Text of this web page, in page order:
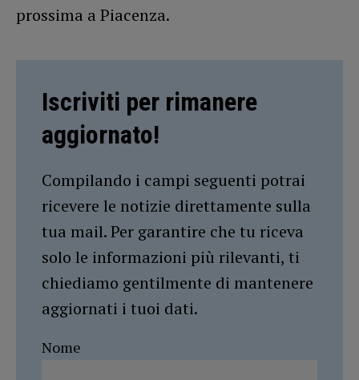
prossima a Piacenza.
Iscriviti per rimanere
aggiornato!
Compilando i campi seguenti potrai
ricevere le notizie direttamente sulla
tua mail. Per garantire che tu riceva
solo le informazioni più rilevanti, ti
chiediamo gentilmente di mantenere
aggiornati i tuoi dati.
Nome